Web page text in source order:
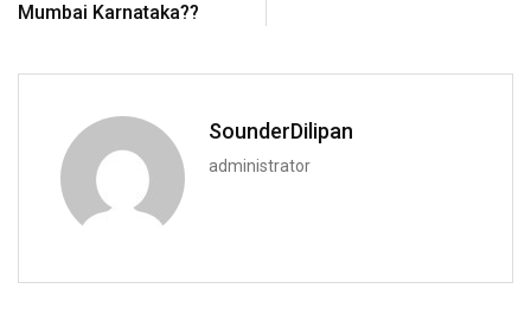
Mumbai Karnataka??
SounderDilipan
administrator